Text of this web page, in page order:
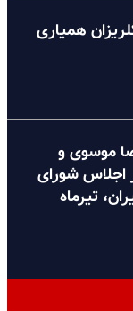
همیاری
موسوی و
اجلاس شورای
تیرماه